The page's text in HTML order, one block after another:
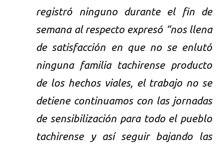
registró ninguno durante el fin de
semana al respecto expresó “nos llena
de satisfacción en que no se enlutó
ninguna familia tachirense producto
de los hechos viales, el trabajo no se
detiene continuamos con las jornadas
de sensibilización para todo el pueblo
tachirense y así seguir bajando las